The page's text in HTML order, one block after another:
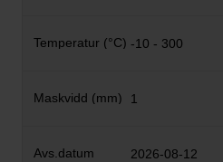
-10 - 300
1
2026-08-12